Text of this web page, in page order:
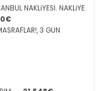
NAKLiYESİ. NAKLiYE
3 GUN